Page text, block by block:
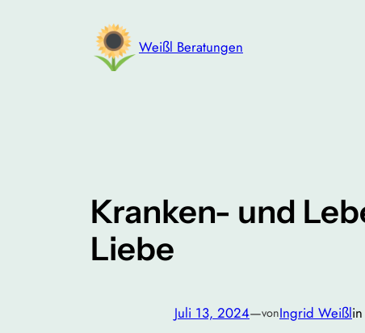
Weißl Beratungen
Kranken- und
Liebe
Juli 13, 2024—vonIngrid Weißlin